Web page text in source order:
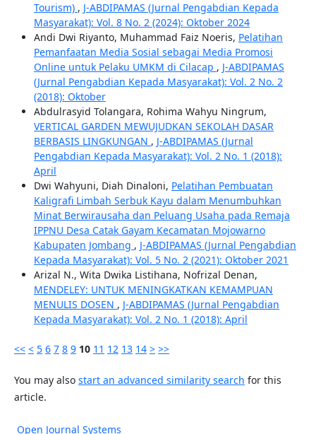
Tourism) , J-ABDIPAMAS (Jurnal Pengabdian Kepada
Masyarakat): Vol. 8 No. 2 (2024): Oktober 2024
Andi Dwi Riyanto, Muhammad Faiz Noeris, Pelatihan
Pemanfaatan Media Sosial sebagai Media Promosi
Online untuk Pelaku UMKM di Cilacap , J-ABDIPAMAS
(Jurnal Pengabdian Kepada Masyarakat): Vol. 2 No. 2
(2018): Oktober
Abdulrasyid Tolangara, Rohima Wahyu Ningrum,
VERTICAL GARDEN MEWUJUDKAN SEKOLAH DASAR
BERBASIS LINGKUNGAN , J-ABDIPAMAS (Jurnal
Pengabdian Kepada Masyarakat): Vol. 2 No. 1 (2018):
April
Dwi Wahyuni, Diah Dinaloni, Pelatihan Pembuatan
Kaligrafi Limbah Serbuk Kayu dalam Menumbuhkan
Minat Berwirausaha dan Peluang Usaha pada Remaja
IPPNU Desa Catak Gayam Kecamatan Mojowarno
Kabupaten Jombang , J-ABDIPAMAS (Jurnal Pengabdian
Kepada Masyarakat): Vol. 5 No. 2 (2021): Oktober 2021
Arizal N., Wita Dwika Listihana, Nofrizal Denan,
MENDELEY: UNTUK MENINGKATKAN KEMAMPUAN
MENULIS DOSEN , J-ABDIPAMAS (Jurnal Pengabdian
Kepada Masyarakat): Vol. 2 No. 1 (2018): April
<< < 5 6 7 8 9 10 11 12 13 14 > >>
You may also start an advanced similarity search for this
article.
Open Journal Systems